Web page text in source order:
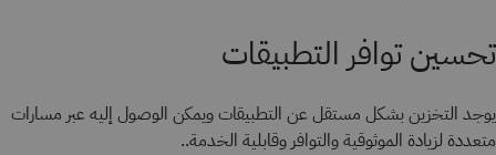
تحسين توافر التطبيقات
يوجد التخزين بشكل مستقل عن التطبيقات ويمكن الوصول إليه عبر مسارات
متعددة لزيادة الموثوقية والتوافر وقابلية الخدمة..